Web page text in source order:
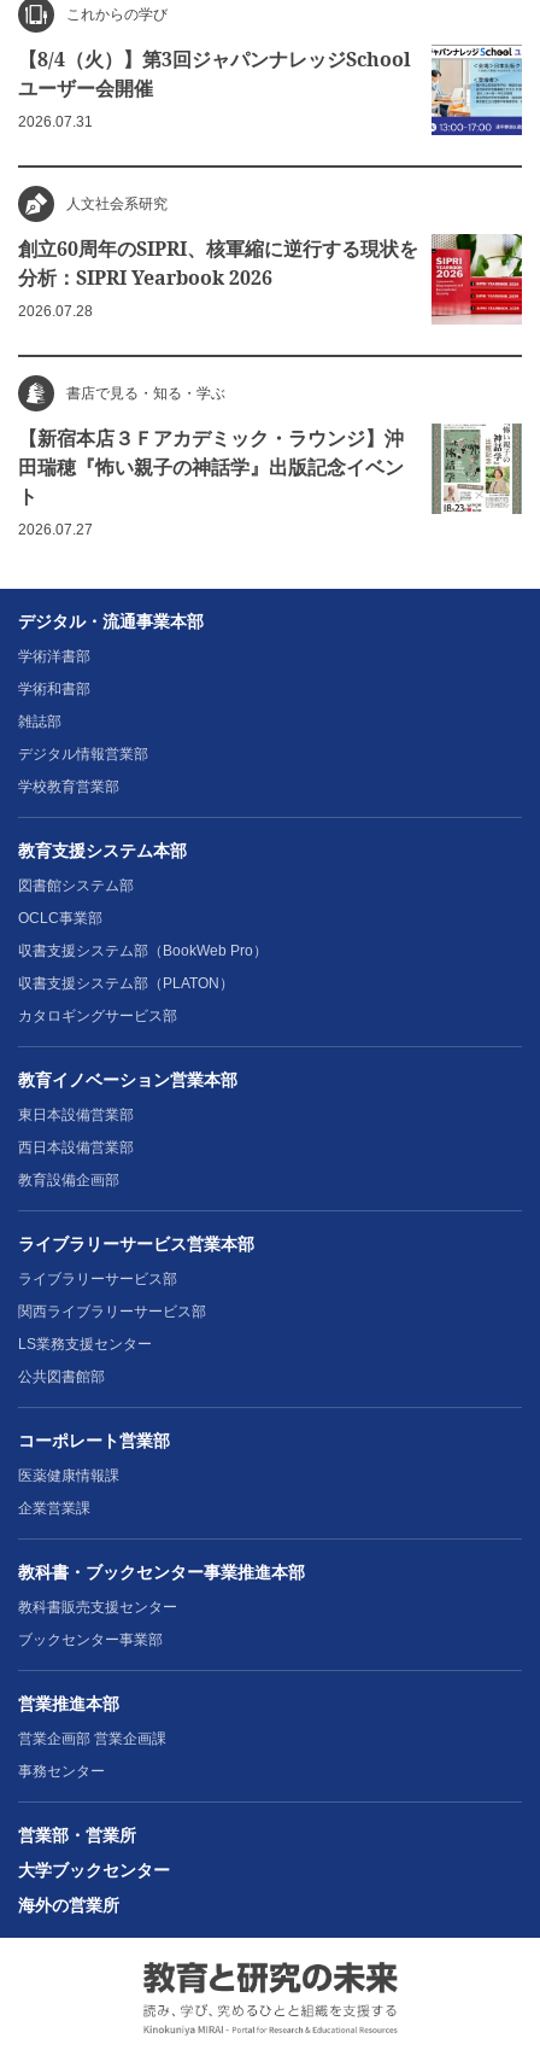
これからの学び
【8/4（火）】第3回ジャパンナレッジSchool
ユーザー会開催
2026.07.31
人文社会系研究
創立60周年のSIPRI、核軍縮に逆行する現状を
分析：SIPRI Yearbook 2026
2026.07.28
書店で見る・知る・学ぶ
【新宿本店３Ｆアカデミック・ラウンジ】沖
田瑞穂『怖い親子の神話学』出版記念イベン
ト
2026.07.27
デジタル・流通事業本部
学術洋書部
学術和書部
雑誌部
デジタル情報営業部
学校教育営業部
教育支援システム本部
図書館システム部
OCLC事業部
収書支援システム部（BookWeb Pro）
収書支援システム部（PLATON）
カタロギングサービス部
教育イノベーション営業本部
東日本設備営業部
西日本設備営業部
教育設備企画部
ライブラリーサービス営業本部
ライブラリーサービス部
関西ライブラリーサービス部
LS業務支援センター
公共図書館部
コーポレート営業部
医薬健康情報課
企業営業課
教科書・ブックセンター事業推進本部
教科書販売支援センター
ブックセンター事業部
営業推進本部
営業企画部 営業企画課
事務センター
営業部・営業所
大学ブックセンター
海外の営業所